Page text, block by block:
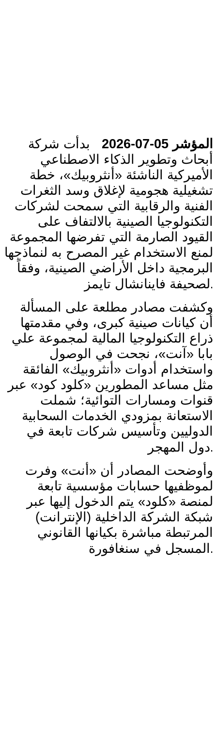
المؤشر 05-07-2026
بدأت شركة
أبحاث وتطوير الذكاء الاصطناعي
الأميركية الناشئة «أنثروبيك»، خطة
تشغيلية هجومية لإغلاق وسد الثغرات
الفنية والرقابية التي سمحت لشركات
التكنولوجيا الصينية بالالتفاف على
القيود الصارمة التي تفرضها المجموعة
لمنع الاستخدام غير المصرح به لنماذجها
البرمجية داخل الأراضي الصينية، وفقاً
لصحيفة فاينانشال تايمز.
وكشفت مصادر مطلعة على المسألة
أن كيانات صينية كبرى، وفي مقدمتها
ذراع التكنولوجيا المالية لمجموعة علي
بابا «آنت»، نجحت في الوصول
واستخدام أدوات «أنثروبيك» الفائقة
مثل مساعد المطورين «كلود كود» عبر
قنوات ومسارات التوائية؛ شملت
الاستعانة بمزودي الخدمات السحابية
الدوليين وتأسيس شركات تابعة في
دول المهجر.
وأوضحت المصادر أن «أنت» وفرت
لموظفيها حسابات مؤسسية تابعة
لمنصة «كلود» يتم الدخول إليها عبر
شبكة الشركة الداخلية (الإنترانت)
المرتبطة مباشرة بكيانها القانوني
المسجل في سنغافورة .